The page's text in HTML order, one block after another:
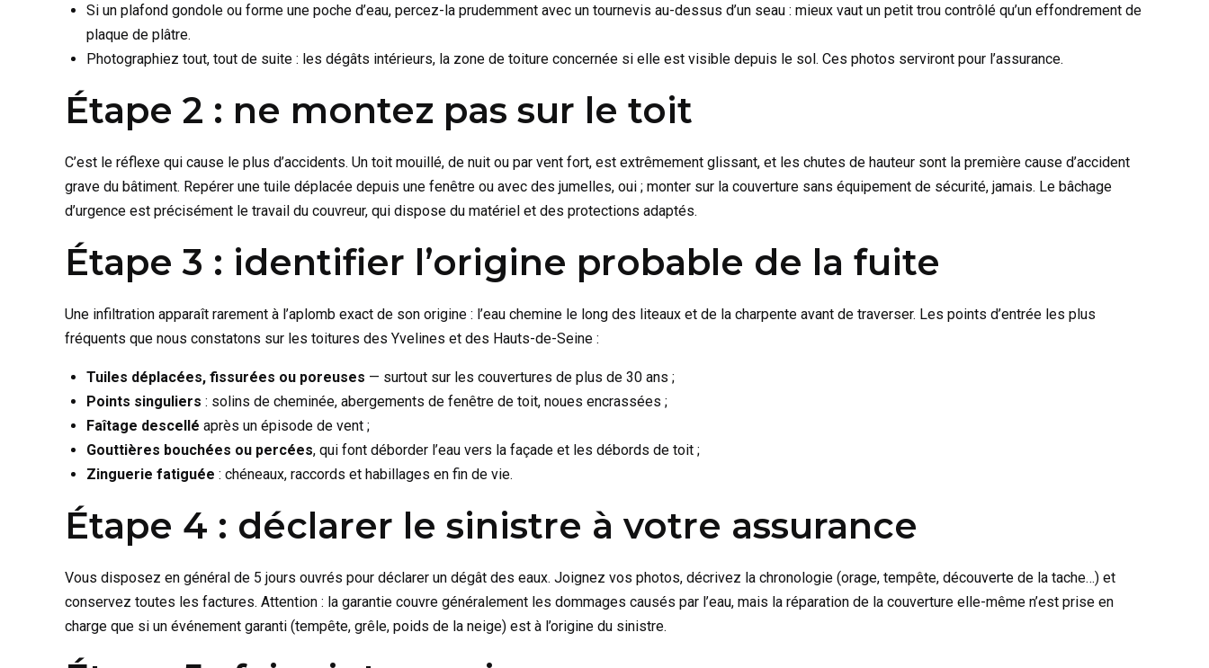
Si un plafond gondole ou forme une poche d’eau, percez-la prudemment avec un tournevis au-dessus d’un seau : mieux vaut un petit trou contrôlé qu’un effondrement de
plaque de plâtre.
Photographiez tout, tout de suite : les dégâts intérieurs, la zone de toiture concernée si elle est visible depuis le sol. Ces photos serviront pour l’assurance.
Étape 2 : ne montez pas sur le toit
C’est le réflexe qui cause le plus d’accidents. Un toit mouillé, de nuit ou par vent fort, est extrêmement glissant, et les chutes de hauteur sont la première cause d’accident
grave du bâtiment. Repérer une tuile déplacée depuis une fenêtre ou avec des jumelles, oui ; monter sur la couverture sans équipement de sécurité, jamais. Le bâchage
d’urgence est précisément le travail du couvreur, qui dispose du matériel et des protections adaptés.
Étape 3 : identifier l’origine probable de la fuite
Une infiltration apparaît rarement à l’aplomb exact de son origine : l’eau chemine le long des liteaux et de la charpente avant de traverser. Les points d’entrée les plus
fréquents que nous constatons sur les toitures des Yvelines et des Hauts-de-Seine :
Tuiles déplacées, fissurées ou poreuses — surtout sur les couvertures de plus de 30 ans ;
Points singuliers : solins de cheminée, abergements de fenêtre de toit, noues encrassées ;
Faîtage descellé après un épisode de vent ;
Gouttières bouchées ou percées, qui font déborder l’eau vers la façade et les débords de toit ;
Zinguerie fatiguée : chéneaux, raccords et habillages en fin de vie.
Étape 4 : déclarer le sinistre à votre assurance
Vous disposez en général de 5 jours ouvrés pour déclarer un dégât des eaux. Joignez vos photos, décrivez la chronologie (orage, tempête, découverte de la tache…) et
conservez toutes les factures. Attention : la garantie couvre généralement les dommages causés par l’eau, mais la réparation de la couverture elle-même n’est prise en
charge que si un événement garanti (tempête, grêle, poids de la neige) est à l’origine du sinistre.